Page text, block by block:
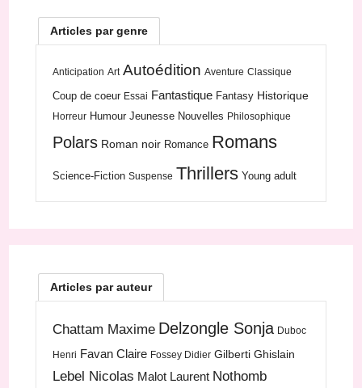
Articles par genre
Anticipation Art Autoédition Aventure Classique
Coup de coeur Essai Fantastique Fantasy Historique
Horreur Humour Jeunesse Nouvelles Philosophique
Polars Roman noir Romance Romans
Science-Fiction Suspense Thrillers Young adult
Articles par auteur
Chattam Maxime Delzongle Sonja Duboc
Henri Favan Claire Fossey Didier Gilberti Ghislain
Lebel Nicolas Malot Laurent Nothomb